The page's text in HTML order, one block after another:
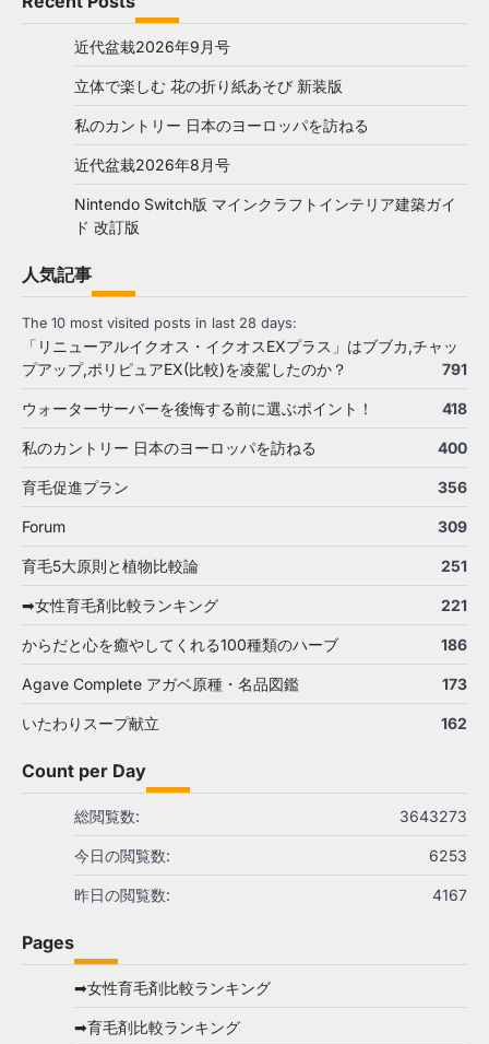
近代盆栽2026年9月号
立体で楽しむ 花の折り紙あそび 新装版
私のカントリー 日本のヨーロッパを訪ねる
近代盆栽2026年8月号
Nintendo Switch版 マインクラフトインテリア建築ガイ
ド 改訂版
人気記事
The 10 most visited posts in last 28 days:
「リニューアルイクオス・イクオスEXプラス」はブブカ,チャッ
プアップ,ポリピュアEX(比較)を凌駕したのか？
791
ウォーターサーバーを後悔する前に選ぶポイント！ 418
私のカントリー 日本のヨーロッパを訪ねる 400
育毛促進プラン 356
Forum 309
育毛5大原則と植物比較論 251
➡女性育毛剤比較ランキング 221
からだと心を癒やしてくれる100種類のハーブ 186
Agave Complete アガベ原種・名品図鑑 173
いたわりスープ献立 162
Count per Day
3643273
総閲覧数:
6253
今日の閲覧数:
4167
昨日の閲覧数:
Pages
➡女性育毛剤比較ランキング
➡育毛剤比較ランキング